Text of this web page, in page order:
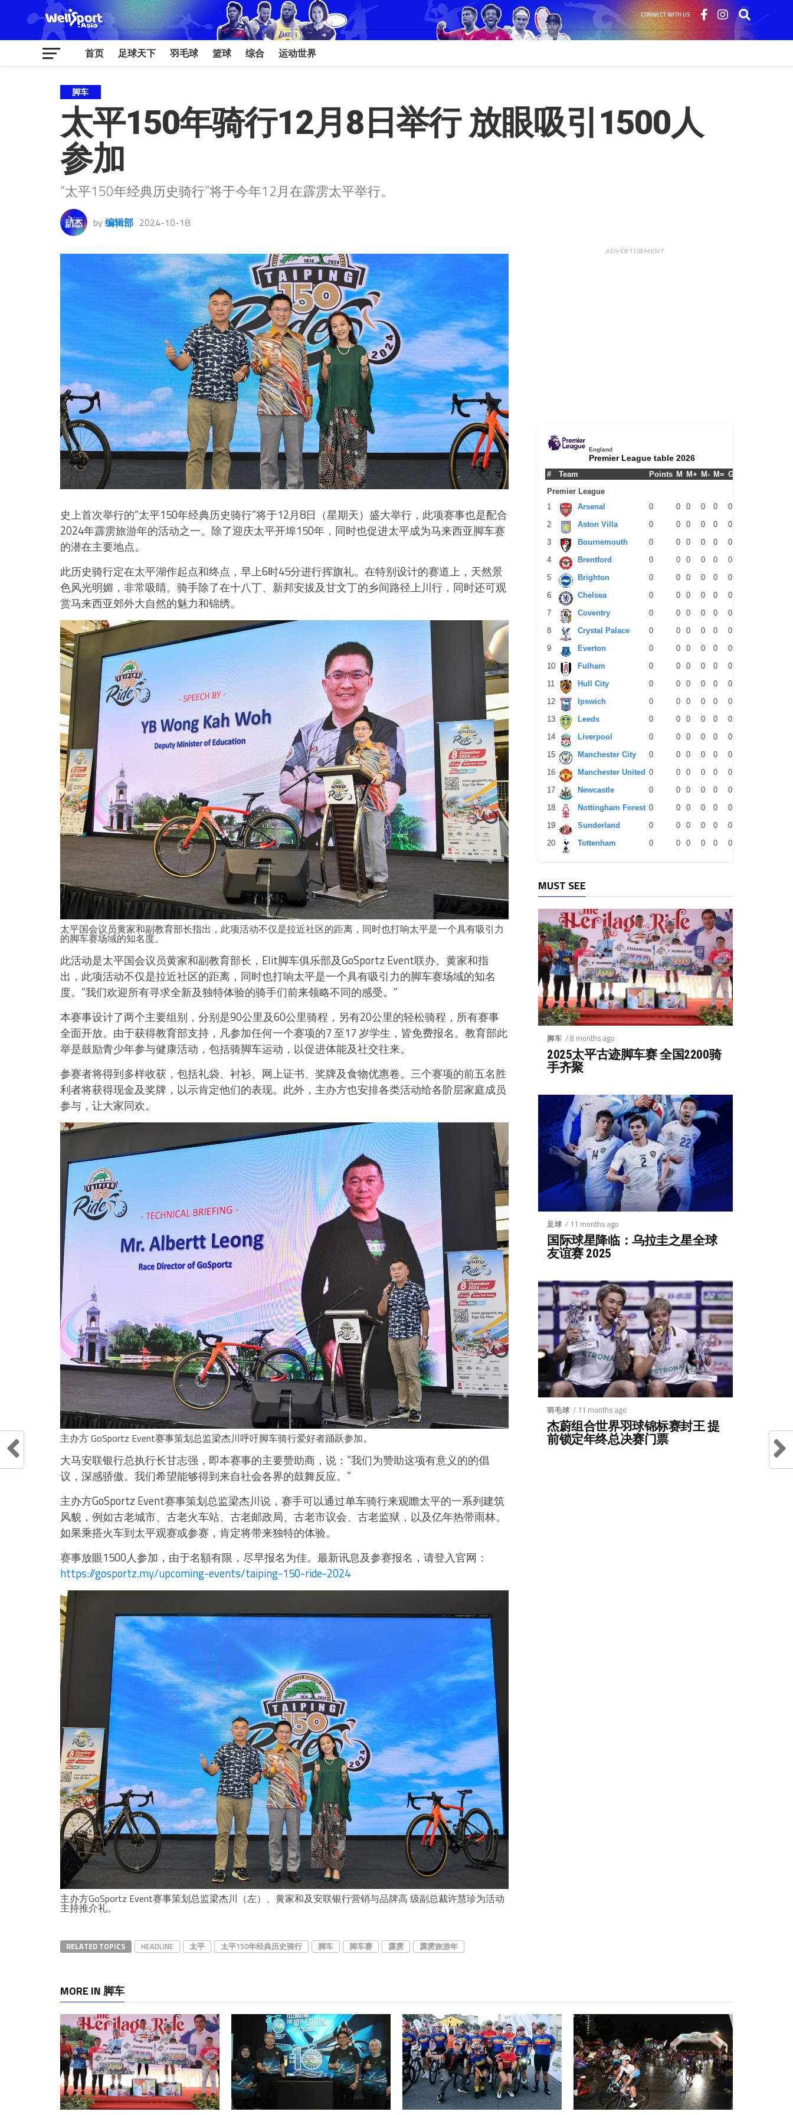
CONNECT WITH US
首页 足球天下 羽毛球 篮球 综合 运动世界
脚车
太平150年骑行12月8日举行 放眼吸引1500人
参加
“太平150年经典历史骑行”将于今年12月在霹雳太平举行。
by 编辑部 2024-10-18
史上首次举行的“太平150年经典历史骑行”将于12月8日（星期天）盛大举行，此项赛事也是配合
2024年霹雳旅游年的活动之一。除了迎庆太平开埠150年，同时也促进太平成为马来西亚脚车赛
的潜在主要地点。
此历史骑行定在太平湖作起点和终点，早上6时45分进行挥旗礼。在特别设计的赛道上，天然景
色风光明媚，非常吸睛。骑手除了在十八丁、新邦安拔及甘文丁的乡间路径上川行，同时还可观
赏马来西亚郊外大自然的魅力和锦绣。
太平国会议员黄家和副教育部长指出，此项活动不仅是拉近社区的距离，同时也打响太平是一个具有吸引力
的脚车赛场域的知名度。
此活动是太平国会议员黄家和副教育部长，Elit脚车俱乐部及GoSportz Event联办。黄家和指
出，此项活动不仅是拉近社区的距离，同时也打响太平是一个具有吸引力的脚车赛场域的知名
度。“我们欢迎所有寻求全新及独特体验的骑手们前来领略不同的感受。”
本赛事设计了两个主要组别，分别是90公里及60公里骑程，另有20公里的轻松骑程，所有赛事
全面开放。由于获得教育部支持，凡参加任何一个赛项的7 至17 岁学生，皆免费报名。教育部此
举是鼓励青少年参与健康活动，包括骑脚车运动，以促进体能及社交往来。
参赛者将得到多样收获，包括礼袋、衬衫、网上证书、奖牌及食物优惠卷。三个赛项的前五名胜
利者将获得现金及奖牌，以示肯定他们的表现。此外，主办方也安排各类活动给各阶层家庭成员
参与，让大家同欢。
主办方 GoSportz Event赛事策划总监梁杰川呼吁脚车骑行爱好者踊跃参加。
大马安联银行总执行长甘志强，即本赛事的主要赞助商，说：“我们为赞助这项有意义的的倡
议，深感骄傲。我们希望能够得到来自社会各界的鼓舞反应。”
主办方GoSportz Event赛事策划总监梁杰川说，赛手可以通过单车骑行来观瞻太平的一系列建筑
风貌，例如古老城市、古老火车站、古老邮政局、古老市议会、古老监狱，以及亿年热带雨林。
如果乘搭火车到太平观赛或参赛，肯定将带来独特的体验。
赛事放眼1500人参加，由于名額有限，尽早报名为佳。最新讯息及参赛报名，请登入官网：
https://gosportz.my/upcoming-events/taiping-150-ride-2024
主办方GoSportz Event赛事策划总监梁杰川（左）、黄家和及安联银行营销与品牌高 级副总裁许慧珍为活动
主持推介礼。
RELATED TOPICS HEADLINE 太平 太平150年经典历史骑行 脚车 脚车赛 霹雳 霹雳旅游年
ADVERTISEMENT
England
Premier League table 2026
# Team Points M M+ M- M= G+
Premier League
1
Arsenal 0 0 0 0 0 0
2
Aston Villa 0 0 0 0 0 0
3
Bournemouth 0 0 0 0 0 0
4
Brentford 0 0 0 0 0 0
5
Brighton 0 0 0 0 0 0
6
Chelsea 0 0 0 0 0 0
7
Coventry 0 0 0 0 0 0
8
Crystal Palace 0 0 0 0 0 0
9
Everton 0 0 0 0 0 0
10
Fulham 0 0 0 0 0 0
11
Hull City 0 0 0 0 0 0
12
Ipswich 0 0 0 0 0 0
13
Leeds 0 0 0 0 0 0
14
Liverpool 0 0 0 0 0 0
15
Manchester City 0 0 0 0 0 0
16
Manchester United 0 0 0 0 0 0
17
Newcastle 0 0 0 0 0 0
18
Nottingham Forest 0 0 0 0 0 0
19
Sunderland 0 0 0 0 0 0
20
Tottenham 0 0 0 0 0 0
MUST SEE
脚车 / 8 months ago
2025太平古迹脚车赛 全国2200骑
手齐聚
足球 / 11 months ago
国际球星降临：乌拉圭之星全球
友谊赛 2025
羽毛球 / 11 months ago
杰蔚组合世界羽球锦标赛封王 提
前锁定年终总决赛门票
MORE IN 脚车